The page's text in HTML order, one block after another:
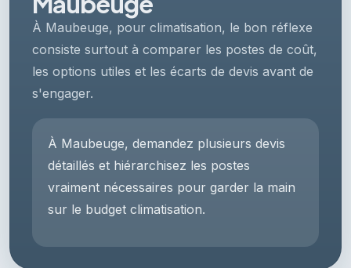
À Maubeuge, pour climatisation, le bon réflexe
consiste surtout à comparer les postes de coût,
les options utiles et les écarts de devis avant de
s'engager.
À Maubeuge, demandez plusieurs devis
détaillés et hiérarchisez les postes
vraiment nécessaires pour garder la main
sur le budget climatisation.